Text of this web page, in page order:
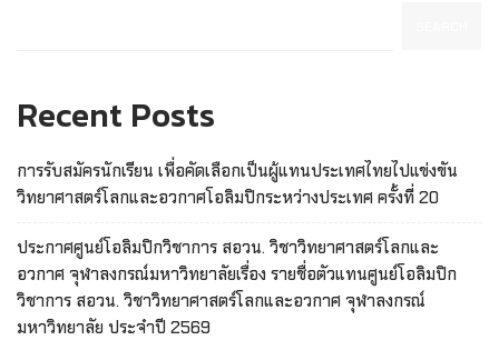
Recent Posts
การรับสมัครนักเรียน เพื่อคัดเลือกเป็นผู้แทนประเทศไทยไปแข่งขัน
วิทยาศาสตร์โลกและอวกาศโอลิมปิกระหว่างประเทศ ครั้งที่ 20
ประกาศศูนย์โอลิมปิกวิชาการ สอวน. วิชาวิทยาศาสตร์โลกและ
อวกาศ จุฬาลงกรณ์มหาวิทยาลัยเรื่อง รายชื่อตัวแทนศูนย์โอลิมปิก
วิชาการ สอวน. วิชาวิทยาศาสตร์โลกและอวกาศ จุฬาลงกรณ์
มหาวิทยาลัย ประจำปี 2569